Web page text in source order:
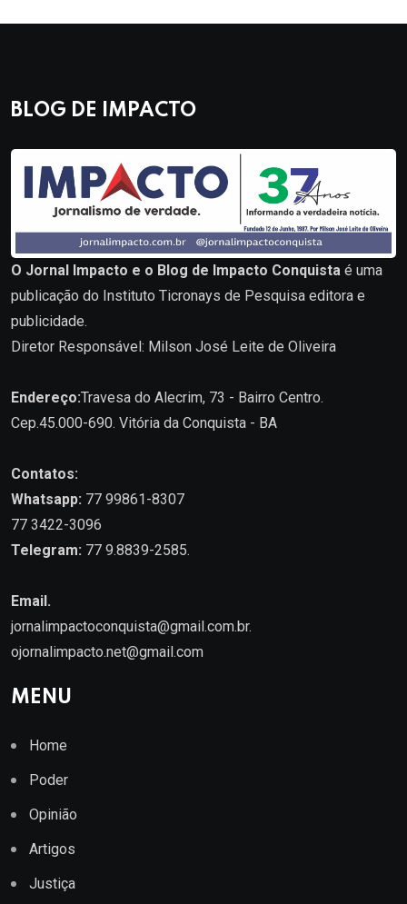
BLOG DE IMPACTO
O Jornal Impacto e o Blog de Impacto Conquista é uma
publicação do Instituto Ticronays de Pesquisa editora e
publicidade.
Diretor Responsável: Milson José Leite de Oliveira
Endereço:Travesa do Alecrim, 73 - Bairro Centro.
Cep.45.000-690. Vitória da Conquista - BA
Contatos:
Whatsapp: 77 99861-8307
77 3422-3096
Telegram: 77 9.8839-2585.
Email.
jornalimpactoconquista@gmail.com.br.
ojornalimpacto.net@gmail.com
MENU
Home
Poder
Opinião
Artigos
Justiça